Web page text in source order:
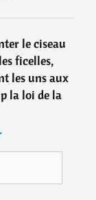
le ciseau
ficelles,
les uns aux
la loi de la